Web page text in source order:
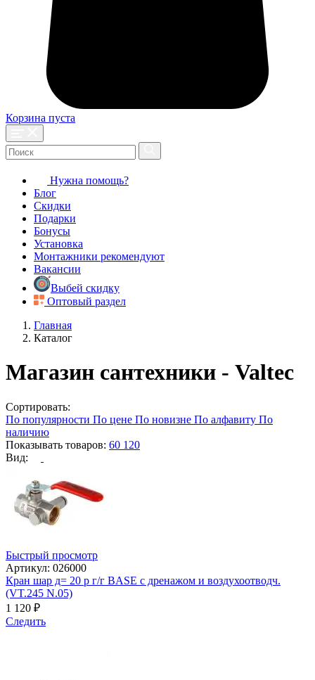
Корзина пуста
Нужна помощь?
Блог
Скидки
Подарки
Бонусы
Установка
Монтажники рекомендуют
Вакансии
Выбей скидку
Оптовый раздел
Главная
Каталог
Магазин сантехники - Valtec
Сортировать:
По популярности По цене По новизне По алфавиту По
наличию
Показывать товаров: 60 120
Вид:
Быстрый просмотр
Артикул: 026000
Кран шар д= 20 р г/г BASE с дренажом и воздухоотводч.
(VT.245 N.05)
1 120 ₽
Следить